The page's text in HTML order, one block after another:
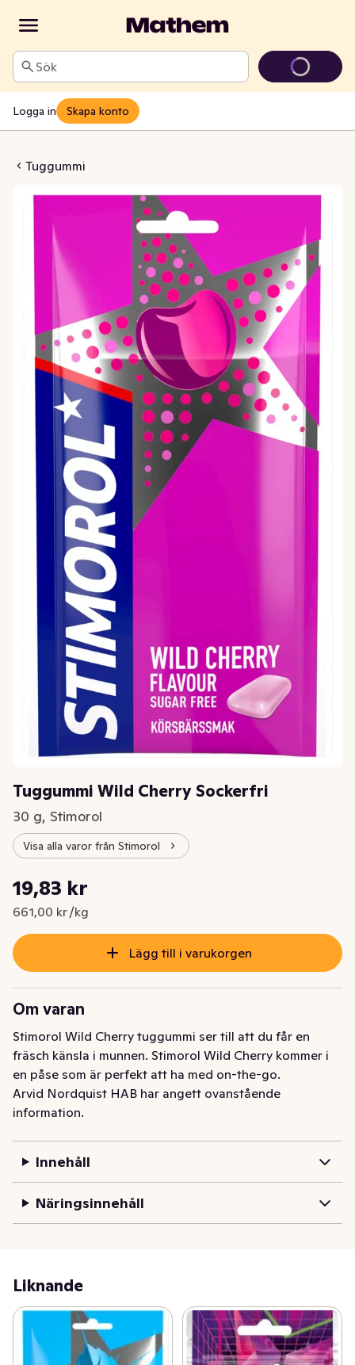
Sök
Logga in Skapa konto
Tuggummi
Cherry Sockerfri
Tuggummi Wild Cherry Sockerfri
30 g, Stimorol
Visa alla varor från Stimorol
Nuvarande pris är: 19,83 kr
19,83 kr
661,00 kr /kg
Styckpris: 661,00 kr /kg
Lägg till i varukorgen
Om varan
Stimorol Wild Cherry tuggummi ser till att du får en
fräsch känsla i munnen. Stimorol Wild Cherry kommer i
en påse som är perfekt att ha med on-the-go.
Arvid Nordquist HAB har angett ovanstående
information.
Innehåll
Näringsinnehåll
Liknande